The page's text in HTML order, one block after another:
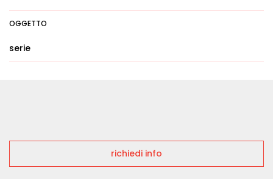
OGGETTO
serie
richiedi info